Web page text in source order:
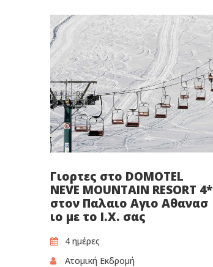
Γιορτες στο DOMOTEL
NEVE MOUNTAIN RESORT 4*
στον Παλαιο Αγιο Αθανασ
ιο με το Ι.Χ. σας
4 ημέρες
Ατομική Εκδρομή